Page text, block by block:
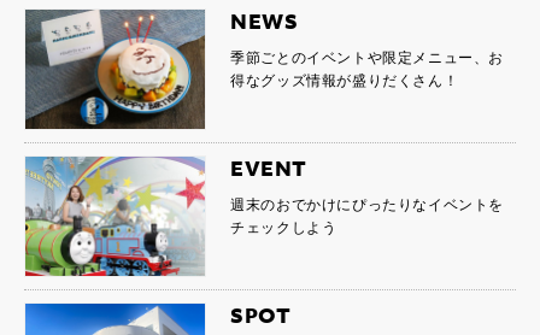
NEWS
季節ごとのイベントや限定メニュー、お
得なグッズ情報が盛りだくさん！
EVENT
週末のおでかけにぴったりなイベントを
チェックしよう
SPOT